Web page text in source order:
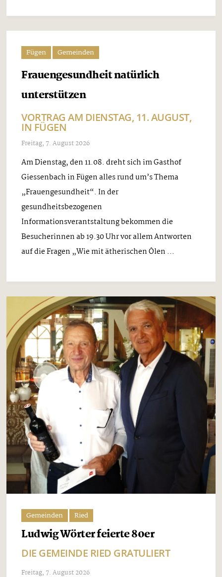
Fügen Gemeinden
Frauengesundheit natürlich
unterstützen
VORTRAG AM DIENSTAG, 11. AUGUST,
IN FÜGEN
Freitag, 7. August 2026
Am Dienstag, den 11.08. dreht sich im Gasthof
Giessenbach in Fügen alles rund um’s Thema
„Frauengesundheit“. In der
gesundheitsbezogenen
Informationsverantstaltung bekommen die
Besucherinnen ab 19.30 Uhr vor allem Antworten
auf die Fragen „Wie mit ätherischen Ölen ...
Gemeinden Ried
Ludwig Wörter feierte 80er
DIE GEMEINDE RIED GRATULIERT
Freitag, 7. August 2026